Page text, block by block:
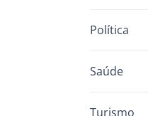
Política
Saúde
Turismo